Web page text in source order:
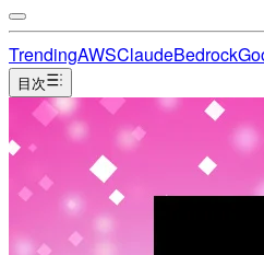
TrendingAWSClaudeBedrock
目次